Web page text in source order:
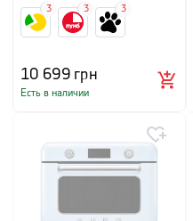
10 699грн
Есть в наличии
3 3 3